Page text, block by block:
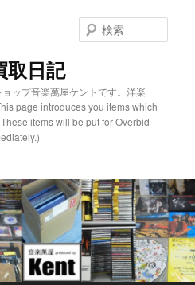
取日記
ップ音楽萬屋ケントです。洋楽
page introduces you items which
items will be put for Overbid
索